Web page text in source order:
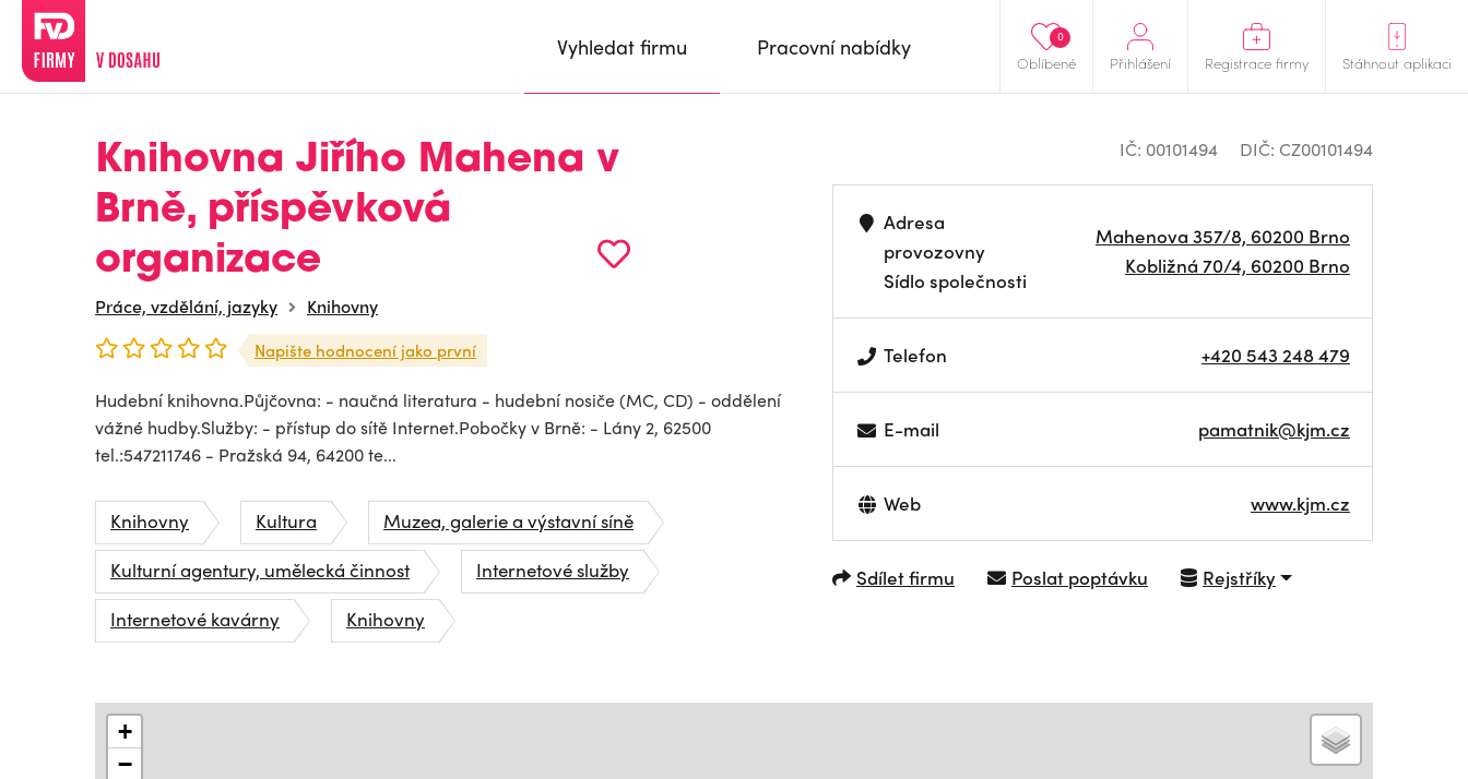
Oblíbené
0
Přihlášení Registrace firmy Stáhnout aplikaci
Vyhledat firmu Pracovní nabídky
Knihovna Jiřího Mahena v
Brně, příspěvková
organizace
Práce, vzdělání, jazyky Knihovny
Napište hodnocení jako první
Hudební knihovna.Půjčovna: - naučná literatura - hudební nosiče (MC, CD) - oddělení
vážné hudby.Služby: - přístup do sítě Internet.Pobočky v Brně: - Lány 2, 62500
tel.:547211746 - Pražská 94, 64200 te...
Knihovny Kultura
Muzea, galerie a výstavní síně
Kulturní agentury, umělecká činnost
Internetové služby
Internetové kavárny
Knihovny
IČ: 00101494 DIČ: CZ00101494
Adresa
provozovny
Sídlo společnosti
Mahenova 357/8, 60200 Brno
Kobližná 70/4, 60200 Brno
Telefon +420 543 248 479
E-mail pamatnik@kjm.cz
Web www.kjm.cz
Sdílet firmu Poslat poptávku Rejstříky
+
−